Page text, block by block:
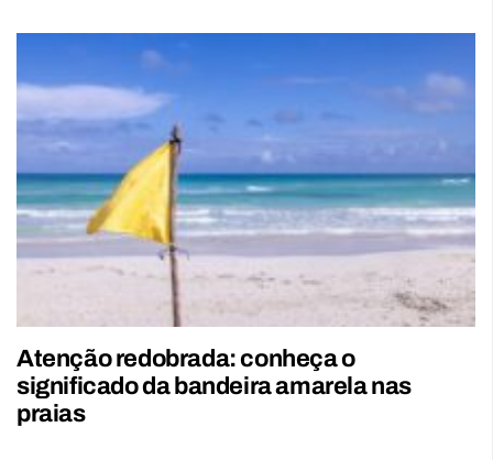
Atenção redobrada: conheça o
significado da bandeira amarela nas
praias